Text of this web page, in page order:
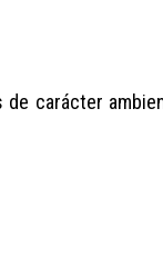
carácter